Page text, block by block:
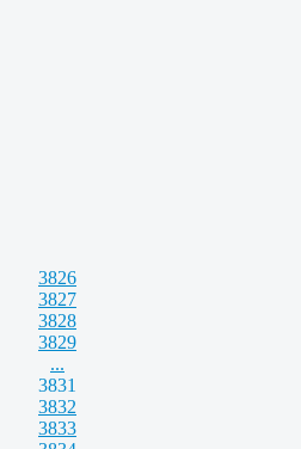
3826
3827
3828
3829
...
3831
3832
3833